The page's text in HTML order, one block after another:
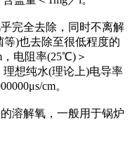
完全去除，同时不离解
)也去除至很低程度的
电阻率(25℃)＞
理想纯水(理论上)电导率
cm。
溶解氧，一般用于锅炉